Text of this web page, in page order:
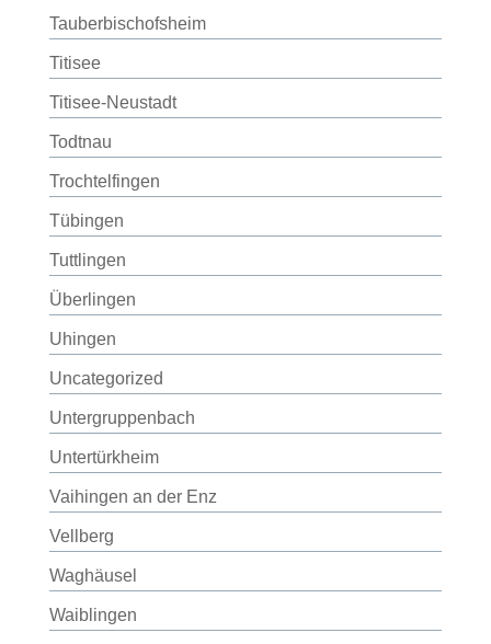
Tauberbischofsheim
Titisee
Titisee-Neustadt
Todtnau
Trochtelfingen
Tübingen
Tuttlingen
Überlingen
Uhingen
Uncategorized
Untergruppenbach
Untertürkheim
Vaihingen an der Enz
Vellberg
Waghäusel
Waiblingen